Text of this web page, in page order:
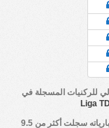
للركنيات المسجلة في
تشير الى ان ?% من مبارياته سجلت أكثر من 9.5